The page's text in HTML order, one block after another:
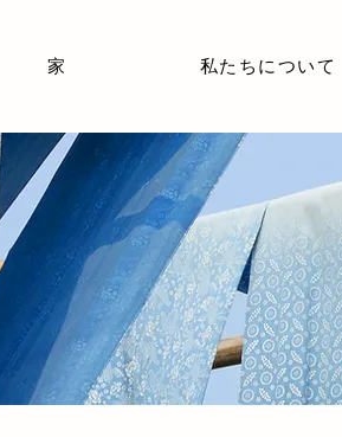
家 私たちについて